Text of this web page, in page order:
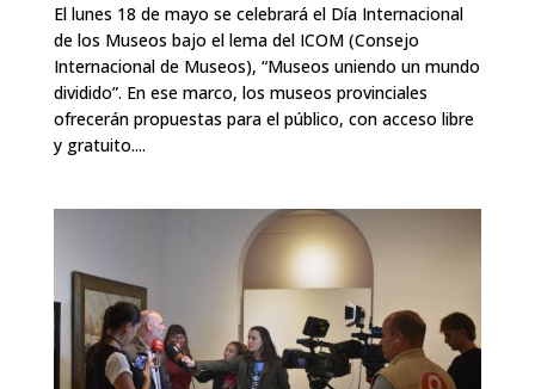
El lunes 18 de mayo se celebrará el Día Internacional
de los Museos bajo el lema del ICOM (Consejo
Internacional de Museos), “Museos uniendo un mundo
dividido”. En ese marco, los museos provinciales
ofrecerán propuestas para el público, con acceso libre
y gratuito....